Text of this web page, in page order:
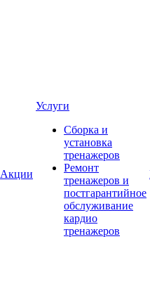
Акции
Услуги
Сборка и
установка
тренажеров
Ремонт
тренажеров и
постгарантийное
обслуживание
кардио
тренажеров